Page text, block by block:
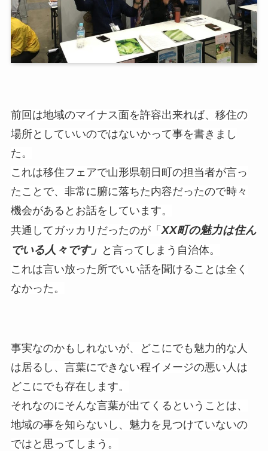
前回は地域のマイナス面を許容出来れば、移住の
場所としていいのではないかって事を書きまし
た。
これは移住フェアで山形県朝日町の担当者が言っ
たことで、非常に腑に落ちた内容だったので時々
機会があるとお話をしています。
共通してガッカリだったのが「XX町の魅力は住ん
でいる人々です」 と言ってしまう自治体。
これは言い放った所でいい話を聞けることは全く
なかった。
事実なのかもしれないが、どこにでも魅力的な人
は居るし、言葉にできない程イメージの悪い人は
どこにでも存在します。
それなのにそんな言葉が出てくるということは、
地域の事を知らないし、魅力を見つけていないの
ではと思ってしまう。